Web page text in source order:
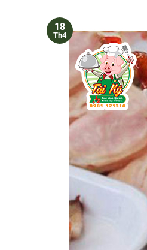
18
Th4